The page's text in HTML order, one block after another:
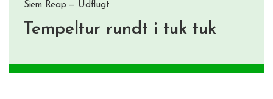
Siem Reap — Udflugt
Tempeltur rundt i tuk tuk